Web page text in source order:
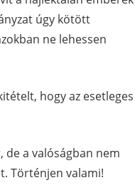
úgy kötött
ne lehessen
hogy az esetleges
a valóságban nem
Történjen valami!